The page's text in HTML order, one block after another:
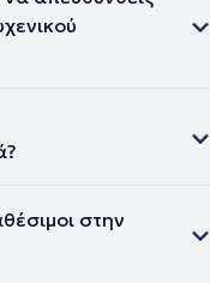
στην